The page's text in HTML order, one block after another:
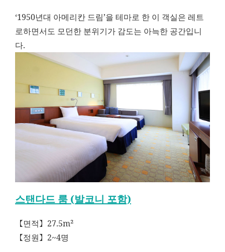
‘1950년대 아메리칸 드림’을 테마로 한 이 객실은 레트
로하면서도 모던한 분위기가 감도는 아늑한 공간입니
다.
스탠다드 룸 (발코니 포함)
【면적】27.5m²
【정원】2~4명